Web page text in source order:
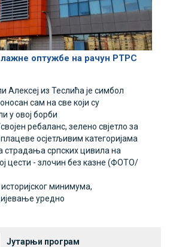
оптужбе на рачун РТРС
Алексеј из Теслића је симбол
сам на све који су
у овој борби
ребаланс, зелено свјетло за
осјетљивим категоријама
српских цивила на
цести - злочин без казне (ФОТО/
минимума,
уредно
Јутарњи програм